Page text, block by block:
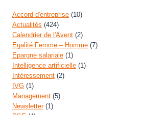
Accord d'entreprise (10)
Actualités (424)
Calendrier de l'Avent (2)
Egalité Femme – Homme (7)
Epargne salariale (1)
Intelligence artificielle (1)
Intéressement (2)
IVG (1)
Management (5)
Newsletter(1)